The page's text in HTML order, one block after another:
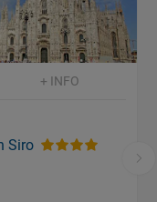
+ INFO
Siro